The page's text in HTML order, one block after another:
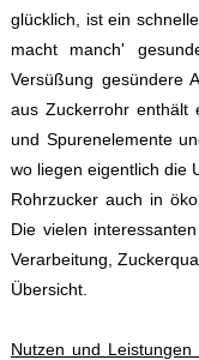
glücklich, ist ein
macht manch'
Versüßung gesündere
aus Zuckerrohr enthält
und Spurenelemente
wo liegen eigentlich die
Rohrzucker auch in
Die vielen
Verarbeitung,
Übersicht.
Nutzen und